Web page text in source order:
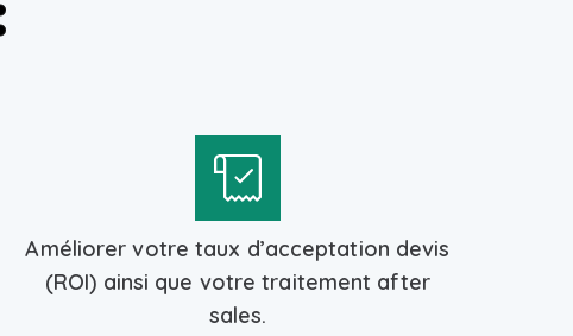
Améliorer votre taux d’acceptation devis
(ROI) ainsi que votre traitement after
sales.